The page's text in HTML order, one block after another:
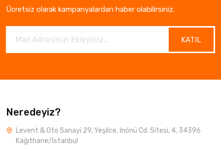
Ücretsiz olarak kampanyalardan haber olabilirsiniz.
KATIL
Neredeyiz?
Levent & Oto Sanayi 29, Yeşilce, İnönü Cd. Sitesi, 4, 34396
Kağıthane/İstanbul